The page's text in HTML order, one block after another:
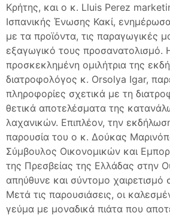
Κρήτης, και ο κ. Lluis Perez
Ισπανικής Ένωσης Κακί,
με τα προϊόντα, τις παραγωγικές
εξαγωγικό τους προσανατολισμό.
προσκεκλημένη ομιλήτρια της
διατροφολόγος κ. Orsolya Igar,
πληροφορίες σχετικά με τη
θετικά αποτελέσματα της
λαχανικών. Επιπλέον, την
παρουσία του ο κ. Δούκας
Σύμβουλος Οικονομικών και
της Πρεσβείας της Ελλάδας στην
απηύθυνε και σύντομο χαιρετισμό
Μετά τις παρουσιάσεις, οι
γεύμα με μοναδικά πιάτα που